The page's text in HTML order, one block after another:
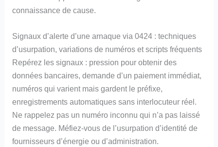
connaissance de cause.
Signaux d’alerte d’une arnaque via 0424 : techniques
d’usurpation, variations de numéros et scripts fréquents
Repérez les signaux : pression pour obtenir des
données bancaires, demande d’un paiement immédiat,
numéros qui varient mais gardent le préfixe,
enregistrements automatiques sans interlocuteur réel.
Ne rappelez pas un numéro inconnu qui n’a pas laissé
de message. Méfiez-vous de l’usurpation d’identité de
fournisseurs d’énergie ou d’administration.